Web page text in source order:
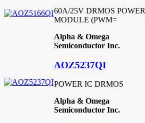
60A/25V DRMOS POWER
MODULE (PWM=
Alpha & Omega
Semiconductor Inc.
AOZ5237QI
POWER IC DRMOS
Alpha & Omega
Semiconductor Inc.